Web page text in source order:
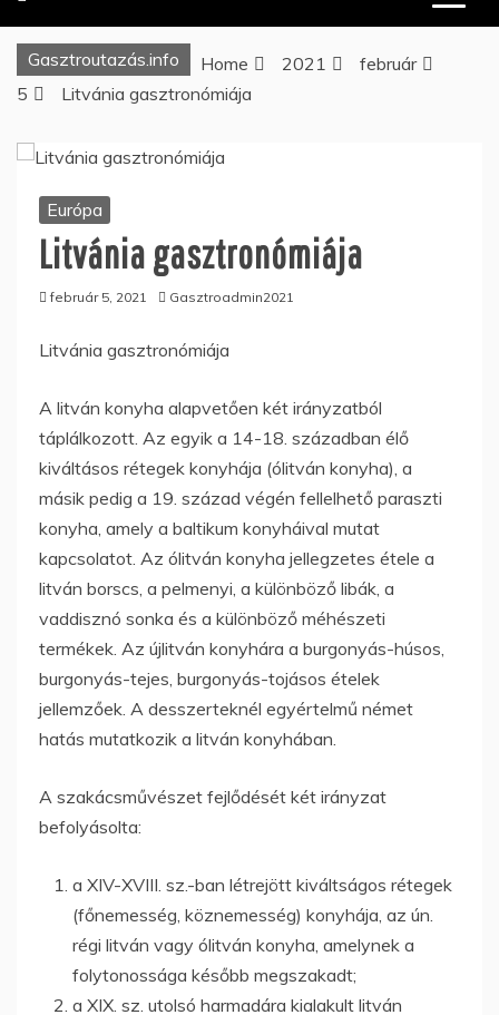
Gasztroutazás.info Home 2021
február
5
Litvánia gasztronómiája
Európa
Litvánia gasztronómiája
február 5, 2021 Gasztroadmin2021
Litvánia gasztronómiája
A litván konyha alapvetően két irányzatból
táplálkozott. Az egyik a 14-18. században élő
kiváltásos rétegek konyhája (ólitván konyha), a
másik pedig a 19. század végén fellelhető paraszti
konyha, amely a baltikum konyháival mutat
kapcsolatot. Az ólitván konyha jellegzetes étele a
litván borscs, a pelmenyi, a különböző libák, a
vaddisznó sonka és a különböző méhészeti
termékek. Az újlitván konyhára a burgonyás-húsos,
burgonyás-tejes, burgonyás-tojásos ételek
jellemzőek. A desszerteknél egyértelmű német
hatás mutatkozik a litván konyhában.
A szakácsművészet fejlődését két irányzat
befolyásolta:
a XIV-XVIII. sz.-ban létrejött kiváltságos rétegek
(főnemesség, köznemesség) konyhája, az ún.
régi litván vagy ólitván konyha, amelynek a
folytonossága később megszakadt;
a XIX. sz. utolsó harmadára kialakult litván